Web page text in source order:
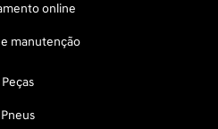
online
e manutenção
Peças
Pneus